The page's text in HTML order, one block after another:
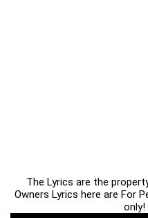
The Lyrics are the
Owners Lyrics here are For
only!